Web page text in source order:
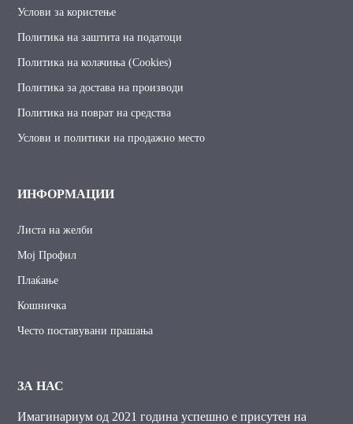
Услови за користење
Политика на заштита на податоци
Политика на колачиња (Cookies)
Политика за достава на производи
Политика на поврат на средства
Услови и политики на продажно место
ИНФОРМАЦИИ
Листа на желби
Мој Профил
Плаќање
Кошничка
Често поставувани прашања
ЗА НАС
Имагинариум од 2021 година успешно е присутен на